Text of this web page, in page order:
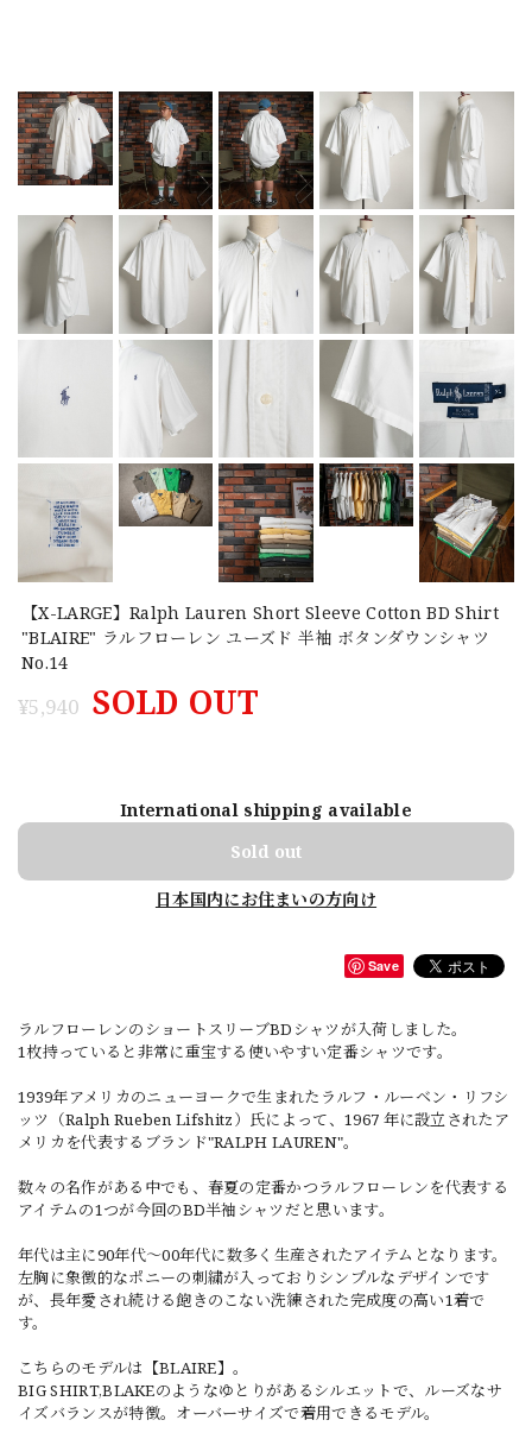
【X-LARGE】Ralph Lauren Short Sleeve Cotton BD Shirt
"BLAIRE" ラルフローレン ユーズド 半袖 ボタンダウンシャツ
No.14
¥5,940 SOLD OUT
International shipping available
Sold out
日本国内にお住まいの方向け
Save
ラルフローレンのショートスリーブBDシャツが入荷しました。
1枚持っていると非常に重宝する使いやすい定番シャツです。
1939年アメリカのニューヨークで生まれたラルフ・ルーベン・リフシ
ッツ（Ralph Rueben Lifshitz）氏によって、1967 年に設立されたア
メリカを代表するブランド"RALPH LAUREN"。
数々の名作がある中でも、春夏の定番かつラルフローレンを代表する
アイテムの1つが今回のBD半袖シャツだと思います。
年代は主に90年代～00年代に数多く生産されたアイテムとなります。
左胸に象徴的なポニーの刺繍が入っておりシンプルなデザインです
が、長年愛され続ける飽きのこない洗練された完成度の高い1着で
す。
こちらのモデルは【BLAIRE】。
BIG SHIRT,BLAKEのようなゆとりがあるシルエットで、ルーズなサ
イズバランスが特徴。オーバーサイズで着用できるモデル。